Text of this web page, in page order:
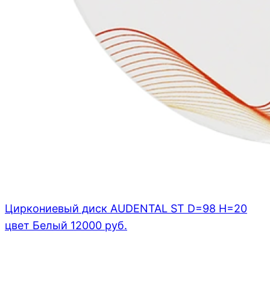
Циркониевый диск AUDENTAL ST D=98 H=20
цвет Белый 12000 руб.